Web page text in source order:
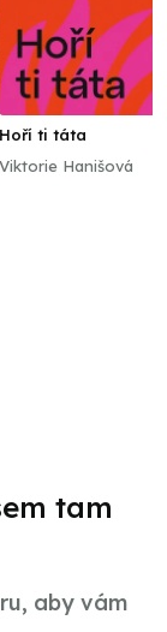
Hoří ti táta
Viktorie Hanišová
tam
aby vám